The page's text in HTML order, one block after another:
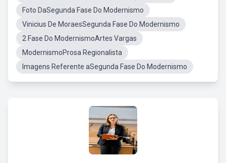
Foto DaSegunda Fase Do Modernismo
Vinicius De MoraesSegunda Fase Do Modernismo
2 Fase Do ModernismoArtes Vargas
ModernismoProsa Regionalista
Imagens Referente aSegunda Fase Do Modernismo